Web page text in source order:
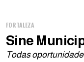
FORTALEZA
Sine
Todas